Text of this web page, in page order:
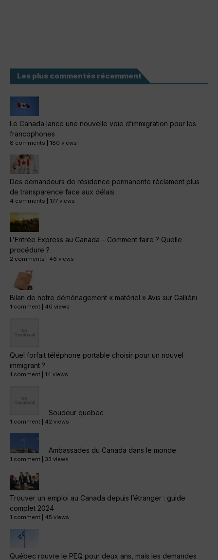
Les plus commentés récemment
Le Canada lance une nouvelle voie d’immigration pour les
francophones
8 comments 180 views
Des demandeurs de résidence permanente réclament plus
de transparence face aux délais
4 comments 177 views
L’Entrée Express au Canada – Comment faire ? Quelle
procédure ?
2 comments 46 views
Bilan de notre déménagement « matériel » Avis sur Galliéni
1 comment 40 views
Quel forfait téléphone portable choisir pour un nouvel
immigrant ?
1 comment 14 views
Soudeur quebec
1 comment 42 views
Ambassades du Canada dans le monde
1 comment 33 views
Trouver un emploi au Canada depuis l’étranger : guide
complet 2024
1 comment 45 views
Québec rouvre le PEQ pour deux ans, mais les demandes